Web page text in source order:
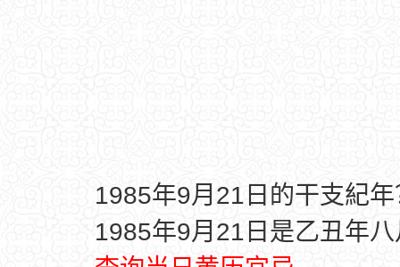
1985年9月21日的干支紀年
1985年9月21日是乙丑年